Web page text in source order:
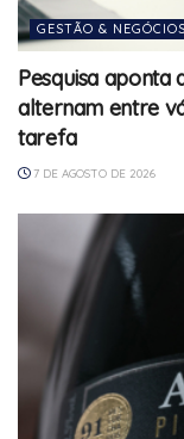
GESTÃO & NEGÓCIOS
Pesquisa aponta
alternam entre
tarefa
7 DE AGOSTO DE 2026